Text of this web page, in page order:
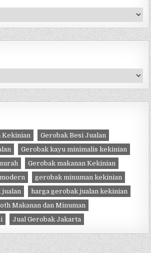
Kekinian
Gerobak Besi Jualan
Gerobak kayu minimalis kekinian
Gerobak makanan Kekinian
gerobak minuman kekinian
jualan
harga gerobak jualan kekinian
Makanan dan Minuman
Jual Gerobak Jakarta